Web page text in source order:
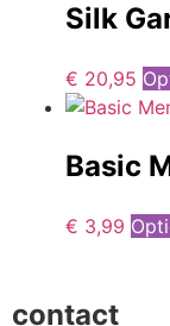
Silk
€ 20,95
Basic
€ 3,99
contact